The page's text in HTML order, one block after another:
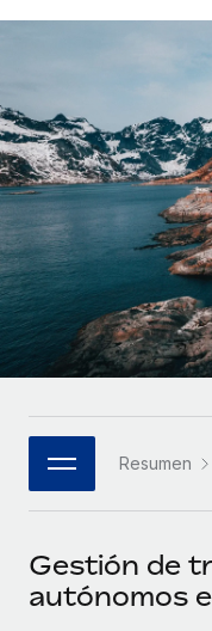
Externaliza
Conexión
Integra los RR.
complicaciones.
Plataforma
Funciones
Conectar
Conecta
Optimiza los
esenciales.
Soluciones
empresas en
Mediana
Amplía tu equipo
personalizadas.
Empresa
RR. HH. globales
ASOCIARSE
Socios
Integra la gestión
Asociarse
Descubre
APRENDIZAJE CON
Guías y recursos
Casos prácticos
Glosario de RR. HH.
Listas de
Biblioteca de
Webinarios
Información sobre
Nederlands
Deutsch
Español
Italiano
Português (Portugal)
한국어
中文（简体）Resumen
Gestión de
autónomos